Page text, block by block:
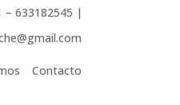
– 633182545 |
Contacto